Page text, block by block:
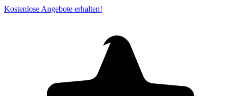
Kostenlose Angebote erhalten!